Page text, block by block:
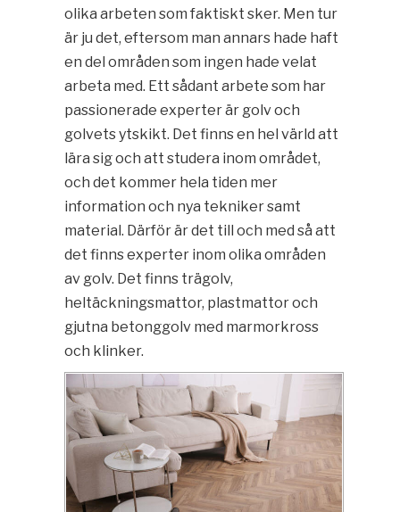
olika arbeten som faktiskt sker. Men tur
är ju det, eftersom man annars hade haft
en del områden som ingen hade velat
arbeta med. Ett sådant arbete som har
passionerade experter är golv och
golvets ytskikt. Det finns en hel värld att
lära sig och att studera inom området,
och det kommer hela tiden mer
information och nya tekniker samt
material. Därför är det till och med så att
det finns experter inom olika områden
av golv. Det finns trägolv,
heltäckningsmattor, plastmattor och
gjutna betonggolv med marmorkross
och klinker.